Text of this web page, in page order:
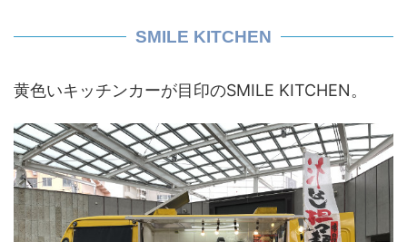
SMILE KITCHEN
黄色いキッチンカーが目印のSMILE KITCHEN。